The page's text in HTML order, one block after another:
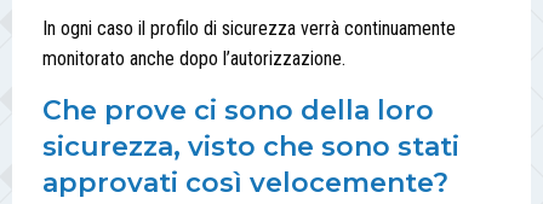
In ogni caso il profilo di sicurezza verrà continuamente
monitorato anche dopo l’autorizzazione.
Che prove ci sono della loro
sicurezza, visto che sono stati
approvati così velocemente?